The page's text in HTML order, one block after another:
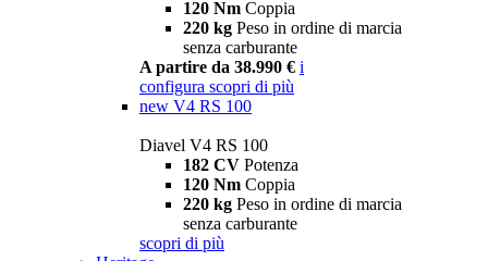
120 Nm Coppia
220 kg Peso in ordine di marcia
senza carburante
A partire da 38.990 € i
configura scopri di più
new V4 RS 100
Diavel V4 RS 100
182 CV Potenza
120 Nm Coppia
220 kg Peso in ordine di marcia
senza carburante
scopri di più